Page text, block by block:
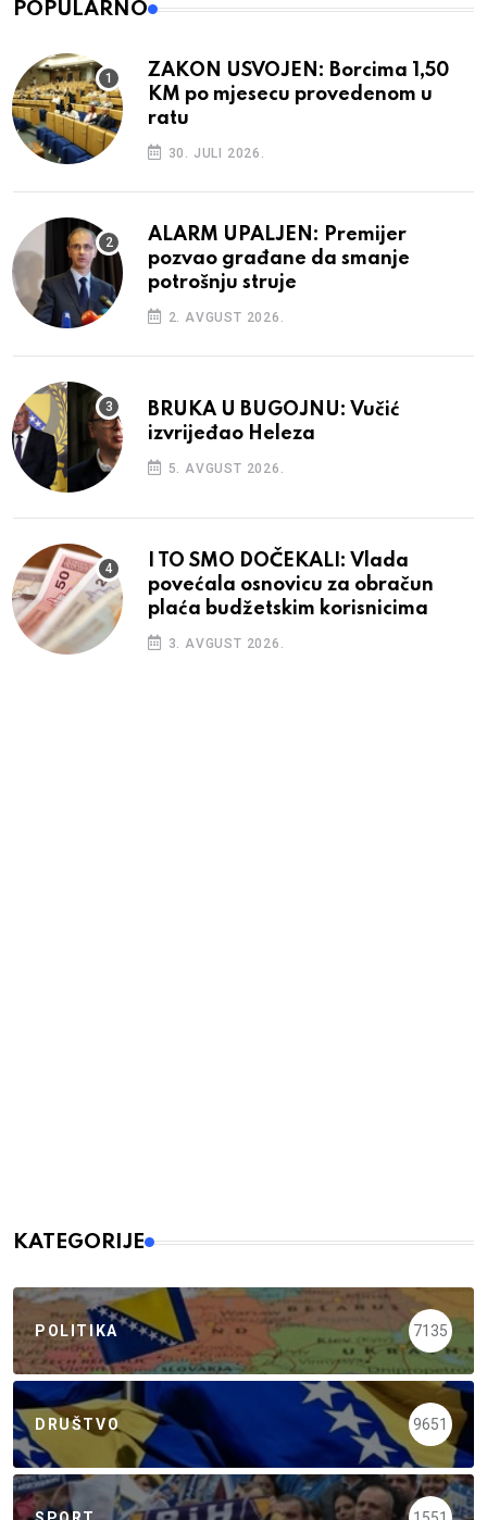
POPULARNO
ZAKON USVOJEN: Borcima 1,50
KM po mjesecu provedenom u
ratu
30. JULI 2026.
ALARM UPALJEN: Premijer
pozvao građane da smanje
potrošnju struje
2. AVGUST 2026.
BRUKA U BUGOJNU: Vučić
izvrijeđao Heleza
5. AVGUST 2026.
I TO SMO DOČEKALI: Vlada
povećala osnovicu za obračun
plaća budžetskim korisnicima
3. AVGUST 2026.
KATEGORIJE
POLITIKA 7135
DRUŠTVO 9651